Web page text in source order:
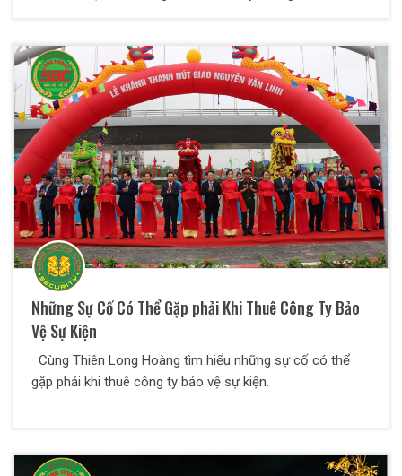
chọn cho mình những nhân viên bảo vệ chất lượng nhất.
Những Sự Cố Có Thể Gặp phải Khi Thuê Công Ty Bảo
Vệ Sự Kiện
Cùng Thiên Long Hoàng tìm hiểu những sự cố có thể
gặp phải khi thuê công ty bảo vệ sự kiện.